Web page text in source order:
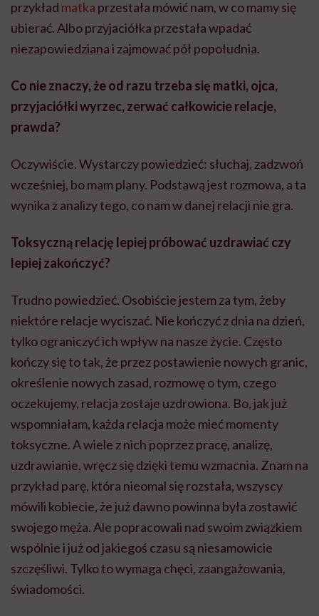
przykład matka przestała mówić nam, w co mamy się
ubierać. Albo przyjaciółka przestała wpadać
niezapowiedziana i zajmować pół popołudnia.
Co nie znaczy, że od razu trzeba się matki, ojca,
przyjaciółki wyrzec, zerwać całkowicie relacje,
prawda?
Oczywiście. Wystarczy powiedzieć: słuchaj, zadzwoń
wcześniej, bo mam plany. Podstawą jest rozmowa, a ta
wynika z analizy tego, co nam w danej relacji nie gra.
Toksyczną relację lepiej próbować uzdrawiać czy
lepiej zakończyć?
Trudno powiedzieć. Osobiście jestem za tym, żeby
niektóre relacje wyciszać. Nie kończyć z dnia na dzień,
tylko ograniczyć ich wpływ na nasze życie. Często
kończy się to tak, że przez postawienie nowych granic,
określenie nowych zasad, rozmowę o tym, czego
oczekujemy, relacja zostaje uzdrowiona. Bo, jak już
wspomniałam, każda relacja może mieć momenty
toksyczne. A wiele z nich poprzez pracę, analizę,
uzdrawianie, wręcz się dzięki temu wzmacnia. Znam na
przykład parę, która nieomal się rozstała, wszyscy
mówili kobiecie, że już dawno powinna była zostawić
swojego męża. Ale popracowali nad swoim związkiem
wspólnie i już od jakiegoś czasu są niesamowicie
szczęśliwi. Tylko to wymaga chęci, zaangażowania,
świadomości.